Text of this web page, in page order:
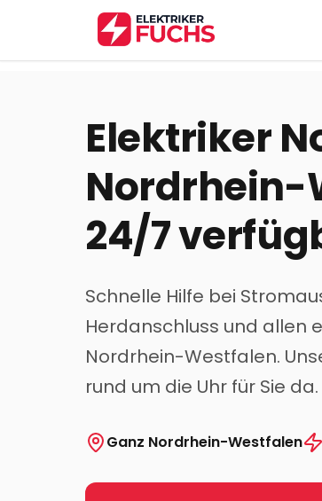
Elektriker
Nordrhein-
24/7
Schnelle Hilfe bei
Herdanschluss und allen
Nordrhein-Westfalen.
rund um die Uhr für Sie da.
Ganz Nordrhein-Westfalen